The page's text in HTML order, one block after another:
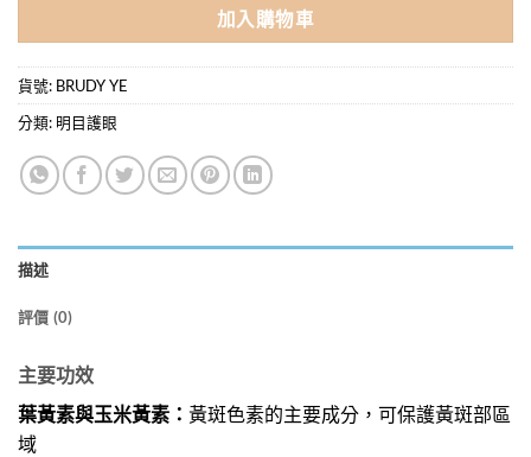
加入購物車
貨號: BRUDY YE
分類: 明目護眼
描述
評價 (0)
主要功效
葉黃素與玉米黃素： 黃斑色素的主要成分，可保護黃斑部區
域